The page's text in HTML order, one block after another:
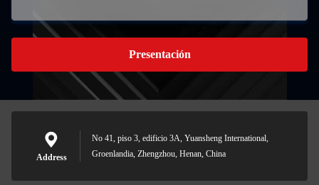
Presentación
Address
No 41, piso 3, edificio 3A, Yuansheng International,
Groenlandia, Zhengzhou, Henan, China